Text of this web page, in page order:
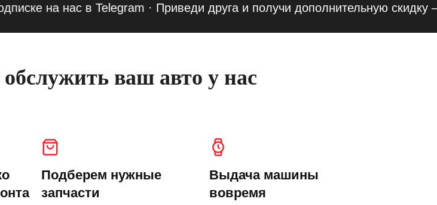
на нас в Telegram· Приведи друга и получи дополнительную скидку —
ваш авто у нас
Подберем нужные
запчасти
Выдача машины
вовремя